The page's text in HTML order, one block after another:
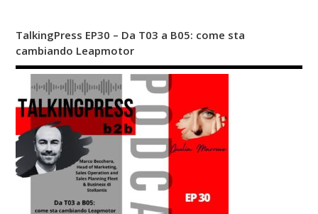
TalkingPress EP30 – Da T03 a B05: come sta
cambiando Leapmotor